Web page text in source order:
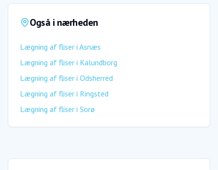
Også i nærheden
Lægning af fliser i Asnæs
Lægning af fliser i Kalundborg
Lægning af fliser i Odsherred
Lægning af fliser i Ringsted
Lægning af fliser i Sorø